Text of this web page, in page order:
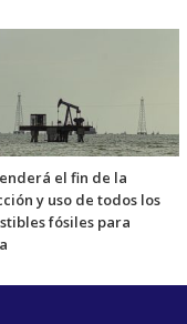
el fin de la
y uso de todos los
fósiles para